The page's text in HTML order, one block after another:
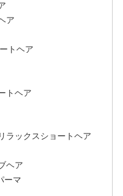
ア
トヘア
トヘア
ラックスショートヘア
ヘア
ーマ